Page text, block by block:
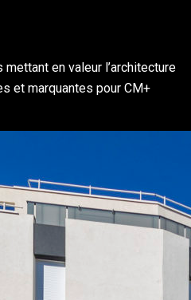
en valeur l’architecture
et marquantes pour CM+